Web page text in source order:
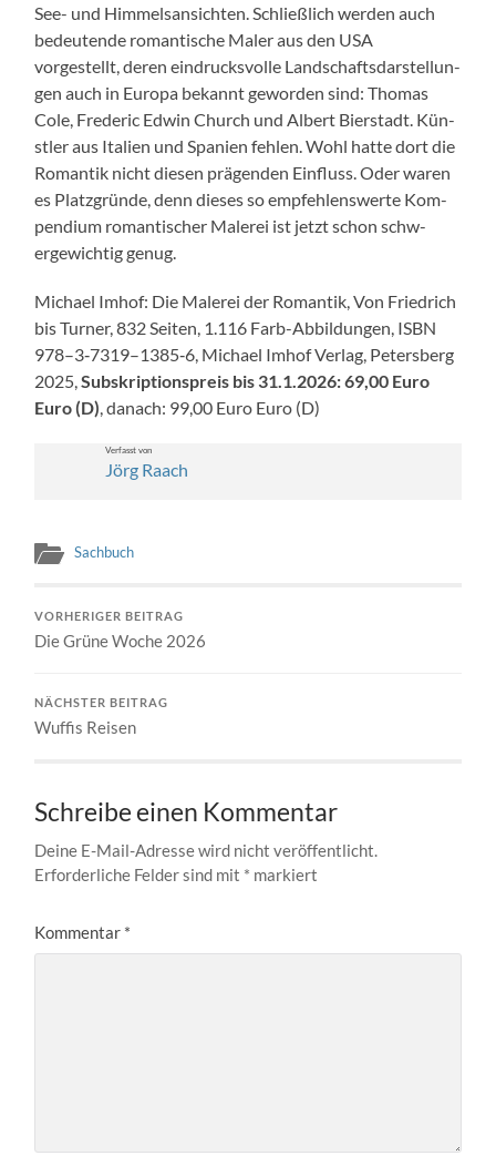
See- und Him­mel­san­sicht­en. Schließlich wer­den auch
bedeu­tende roman­tis­che Maler aus den USA
vorgestellt, deren ein­drucksvolle Land­schafts­darstel­lun­
gen auch in Europa bekan­nt gewor­den sind: Thomas
Cole, Fred­er­ic Edwin Church und Albert Bier­stadt. Kün­
stler aus Ital­ien und Spanien fehlen. Wohl hat­te dort die
Roman­tik nicht diesen prä­gen­den Ein­fluss. Oder waren
es Platz­gründe, denn dieses so empfehlenswerte Kom­
pendi­um roman­tis­ch­er Malerei ist jet­zt schon schw­
ergewichtig genug.
Michael Imhof: Die Malerei der Roman­tik, Von Friedrich
bis Turn­er, 832 Seit­en, 1.116 Farb-Abbil­dun­gen, ISBN
978–3‑7319–1385‑6, Michael Imhof Ver­lag, Peters­berg
2025,Sub­skrip­tion­spreis bis 31.1.2026: 69,00 Euro
Euro (D) , danach: 99,00 Euro Euro (D)
Ver­fasst von
Jörg Raach
Sachbuch
VORHERIGER BEITRAG
Die Grüne Woche 2026
NÄCHSTER BEITRAG
Wuffis Reisen
Schreibe einen Kommentar
Deine E-Mail-Adresse wird nicht veröffentlicht.
Erforderliche Felder sind mit * markiert
Kommentar *